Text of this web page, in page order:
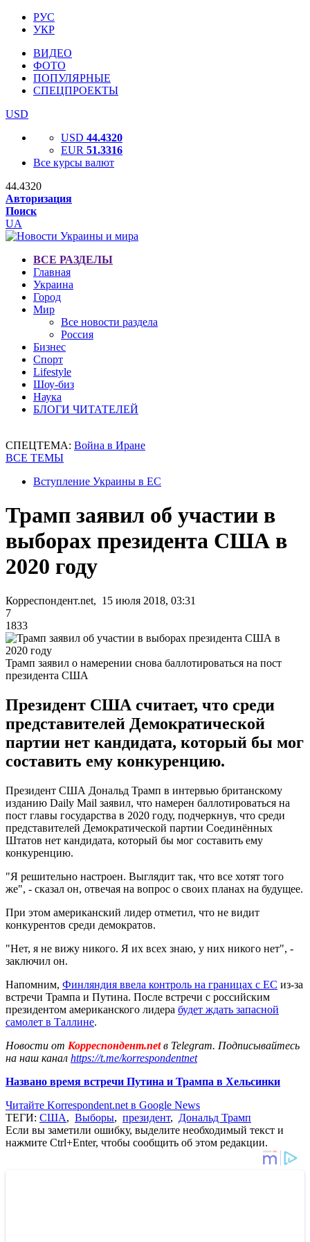
РУС
УКР
ВИДЕО
ФОТО
ПОПУЛЯРНЫЕ
СПЕЦПРОЕКТЫ
USD
USD 44.4320
EUR 51.3316
Все курсы валют
44.4320
Авторизация
Поиск
UA
ВСЕ РАЗДЕЛЫ
Главная
Украина
Город
Мир
Все новости раздела
Россия
Бизнес
Спорт
Lifestyle
Шоу-биз
Наука
БЛОГИ ЧИТАТЕЛЕЙ
СПЕЦТЕМА: Война в Иране
ВСЕ ТЕМЫ
Вступление Украины в ЕС
Трамп заявил об участии в
выборах президента США в
2020 году
Корреспондент.net, 15 июля 2018, 03:31
7
1833
Трамп заявил о намерении снова баллотироваться на пост
президента США
Президент США считает, что среди
представителей Демократической
партии нет кандидата, который бы мог
составить ему конкуренцию.
Президент США Дональд Трамп в интервью британскому
изданию Daily Mail заявил, что намерен баллотироваться на
пост главы государства в 2020 году, подчеркнув, что среди
представителей Демократической партии Соединённых
Штатов нет кандидата, который бы мог составить ему
конкуренцию.
"Я решительно настроен. Выглядит так, что все хотят того
же", - сказал он, отвечая на вопрос о своих планах на будущее.
При этом американский лидер отметил, что не видит
конкурентов среди демократов.
"Нет, я не вижу никого. Я их всех знаю, у них никого нет", -
заключил он.
Напомним, Финляндия ввела контроль на границах с ЕС из-за
встречи Трампа и Путина. После встречи с российским
президентом американского лидера будет ждать запасной
самолет в Таллине.
Новости от Корреспондент.netв Telegram. Подписывайтесь
на наш канал https://t.me/korrespondentnet
Названо время встречи Путина и Трампа в Хельсинки
Читайте Korrespondent.net в Google News
ТЕГИ: США, Выборы, президент, Дональд Трамп
Если вы заметили ошибку, выделите необходимый текст и
нажмите Ctrl+Enter, чтобы сообщить об этом редакции.